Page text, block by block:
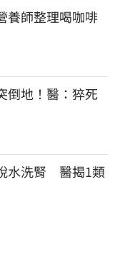
養師整理喝咖啡
倒地！醫：猝死
水洗腎　醫揭1類